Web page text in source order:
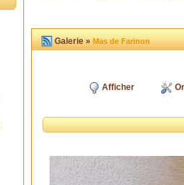
Galerie »Mas de Farinon
Afficher